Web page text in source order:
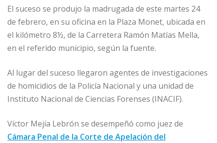
k r
El suceso se produjo la madrugada de este martes 24
de febrero, en su oficina en la Plaza Monet, ubicada en
el kilómetro 8½, de la Carretera Ramón Matías Mella,
en el referido municipio, según la fuente.
Al lugar del suceso llegaron agentes de investigaciones
de homicidios de la Policía Nacional y una unidad de
Instituto Nacional de Ciencias Forenses (INACIF).
Víctor Mejía Lebrón se desempeñó como juez de
Cámara Penal de la Corte de Apelación del